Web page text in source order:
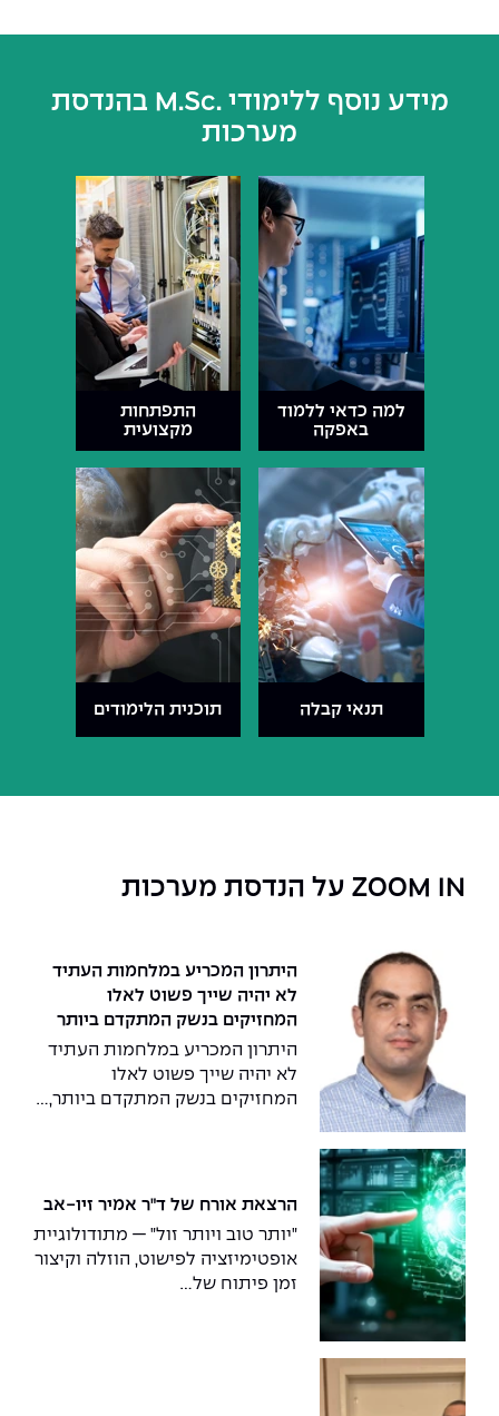
מידע נוסף ללימודי .M.Sc בהנדסת
מערכות
למה כדאי ללמוד
באפקה
התפתחות
מקצועית
תנאי קבלה תוכנית הלימודים
ZOOM IN על הנדסת מערכות
היתרון המכריע במלחמות העתיד
לא יהיה שייך פשוט לאלו
המחזיקים בנשק המתקדם ביותר
היתרון המכריע במלחמות העתיד
לא יהיה שייך פשוט לאלו
המחזיקים בנשק המתקדם ביותר,...
הרצאת אורח של ד"ר אמיר זיו-אב
"יותר טוב ויותר זול" — מתודולוגיית
אופטימיזציה לפישוט, הוזלה וקיצור
זמן פיתוח של...